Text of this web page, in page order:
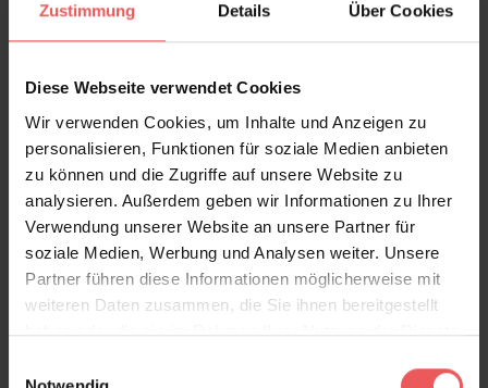
Zustimmung Details Über Cookies
Diese Webseite verwendet Cookies
Wir verwenden Cookies, um Inhalte und Anzeigen zu
personalisieren, Funktionen für soziale Medien anbieten
zu können und die Zugriffe auf unsere Website zu
analysieren. Außerdem geben wir Informationen zu Ihrer
Verwendung unserer Website an unsere Partner für
soziale Medien, Werbung und Analysen weiter. Unsere
Partner führen diese Informationen möglicherweise mit
weiteren Daten zusammen, die Sie ihnen bereitgestellt
haben oder die sie im Rahmen Ihrer Nutzung der Dienste
Lobster, salmon